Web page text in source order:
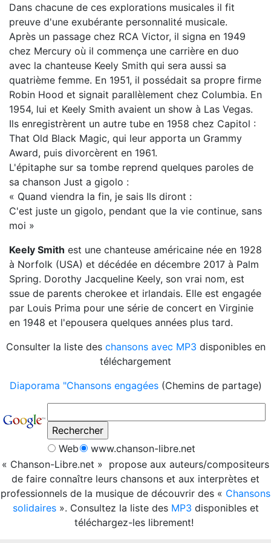
Dans chacune de ces explorations musicales il fit
preuve d'une exubérante personnalité musicale.
Après un passage chez RCA Victor, il signa en 1949
chez Mercury où il commença une carrière en duo
avec la chanteuse Keely Smith qui sera aussi sa
quatrième femme. En 1951, il possédait sa propre firme
Robin Hood et signait parallèlement chez Columbia. En
1954, lui et Keely Smith avaient un show à Las Vegas.
Ils enregistrèrent un autre tube en 1958 chez Capitol :
That Old Black Magic, qui leur apporta un Grammy
Award, puis divorcèrent en 1961.
L'épitaphe sur sa tombe reprend quelques paroles de
sa chanson Just a gigolo :
« Quand viendra la fin, je sais Ils diront :
C'est juste un gigolo, pendant que la vie continue, sans
moi »
Keely Smith est une chanteuse américaine née en 1928
à Norfolk (USA) et décédée en décembre 2017 à Palm
Spring. Dorothy Jacqueline Keely, son vrai nom, est
ssue de parents cherokee et irlandais. Elle est engagée
par Louis Prima pour une série de concert en Virginie
en 1948 et l'epousera quelques années plus tard.
Consulter la liste des chansons avec MP3 disponibles en
téléchargement
Diaporama "Chansons engagées(Chemins de partage)
Web
www.chanson-libre.net
« Chanson-Libre.net » propose aux auteurs/compositeurs
de faire connaître leurs chansons et aux interprètes et
professionnels de la musique de découvrir des « Chansons
solidaires». Consultez la liste des MP3 disponibles et
téléchargez-les librement!